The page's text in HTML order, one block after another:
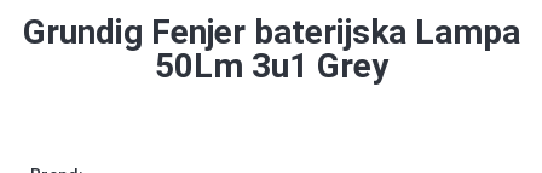
Grundig Fenjer baterijska Lampa
50Lm 3u1 Grey